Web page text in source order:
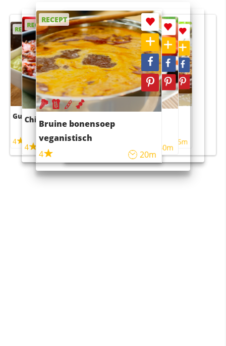
RECEPT
Guacamole
4
RECEPT
Chili con carne
4 45m
RECEPT
Bruine bonensoep
veganistisch
4
20m
RECEPT
Sushi rijstsalade
maaltijdsalade
40m
RECEPT
4 55m